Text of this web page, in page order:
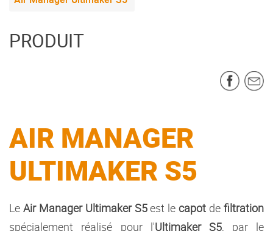
PRODUIT
AIR MANAGER
ULTIMAKER S5
Le Air Manager Ultimaker S5est lecapot defiltration
spécialement réalisé pour l'Ultimaker S5, par le